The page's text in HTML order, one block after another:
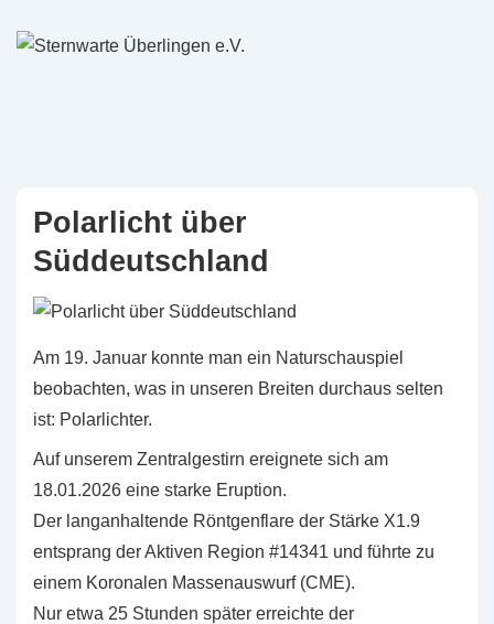
Zum
Polarlicht über
Süddeutschland
Am 19. Januar konnte man ein Naturschauspiel
beobachten, was in unseren Breiten durchaus selten
ist: Polarlichter.
Auf unserem Zentralgestirn ereignete sich am
18.01.2026 eine starke Eruption.
Der langanhaltende Röntgenflare der Stärke X1.9
entsprang der Aktiven Region #14341 und führte zu
einem Koronalen Massenauswurf (CME).
Nur etwa 25 Stunden später erreichte der